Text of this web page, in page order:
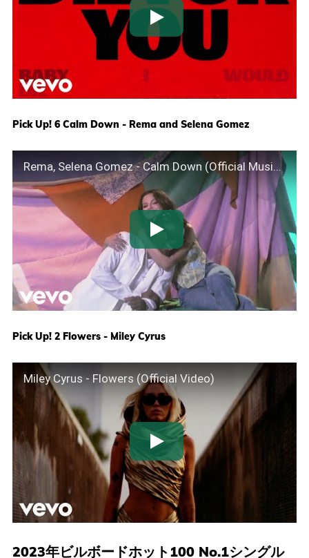
Pick Up! 6 Calm Down - Rema and Selena Gomez
Rema, Selena Gomez - Calm Down (Official Music Video)
Pick Up! 2 Flowers - Miley Cyrus
Miley Cyrus - Flowers (Official Video)
2023年ビルボードホット100 No.1シングル